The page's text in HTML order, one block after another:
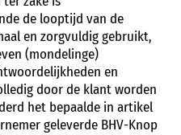
de looptijd van de
en zorgvuldig gebruikt,
(mondelinge)
en
door de klant worden
het bepaalde in artikel
geleverde BHV-Knop